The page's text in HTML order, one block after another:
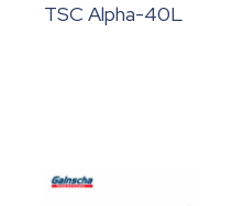
TSC Alpha-40L